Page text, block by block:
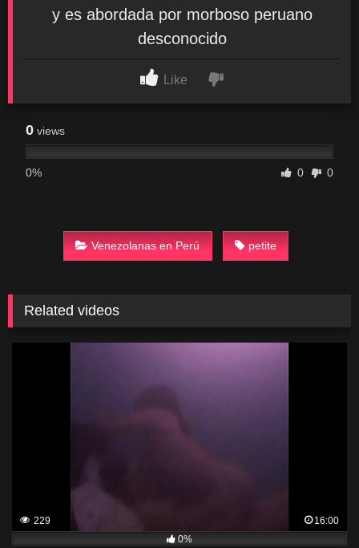
y es abordada por morboso peruano
desconocido
Like
0 views
0% 0 0
Venezolanas en Perú petite
Related videos
229
16:00
0%